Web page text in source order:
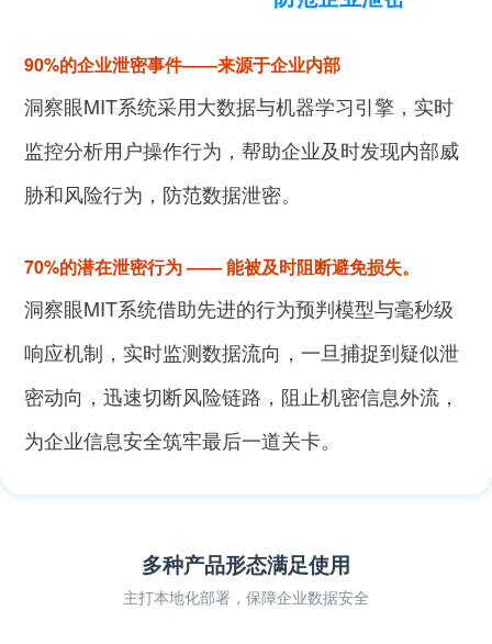
90%的企业泄密事件——来源于企业内部
洞察眼MIT系统采用大数据与机器学习引擎，实时
监控分析用户操作行为，帮助企业及时发现内部威
胁和风险行为，防范数据泄密。
70%的潜在泄密行为 —— 能被及时阻断避免损失。
洞察眼MIT系统借助先进的行为预判模型与毫秒级
响应机制，实时监测数据流向，一旦捕捉到疑似泄
密动向，迅速切断风险链路，阻止机密信息外流，
为企业信息安全筑牢最后一道关卡。
多种产品形态满足使用
主打本地化部署，保障企业数据安全